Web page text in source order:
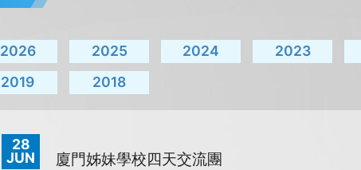
2026 2025 2024 2023
2019
2018
28
JUN
廈門姊妹學校四天交流團